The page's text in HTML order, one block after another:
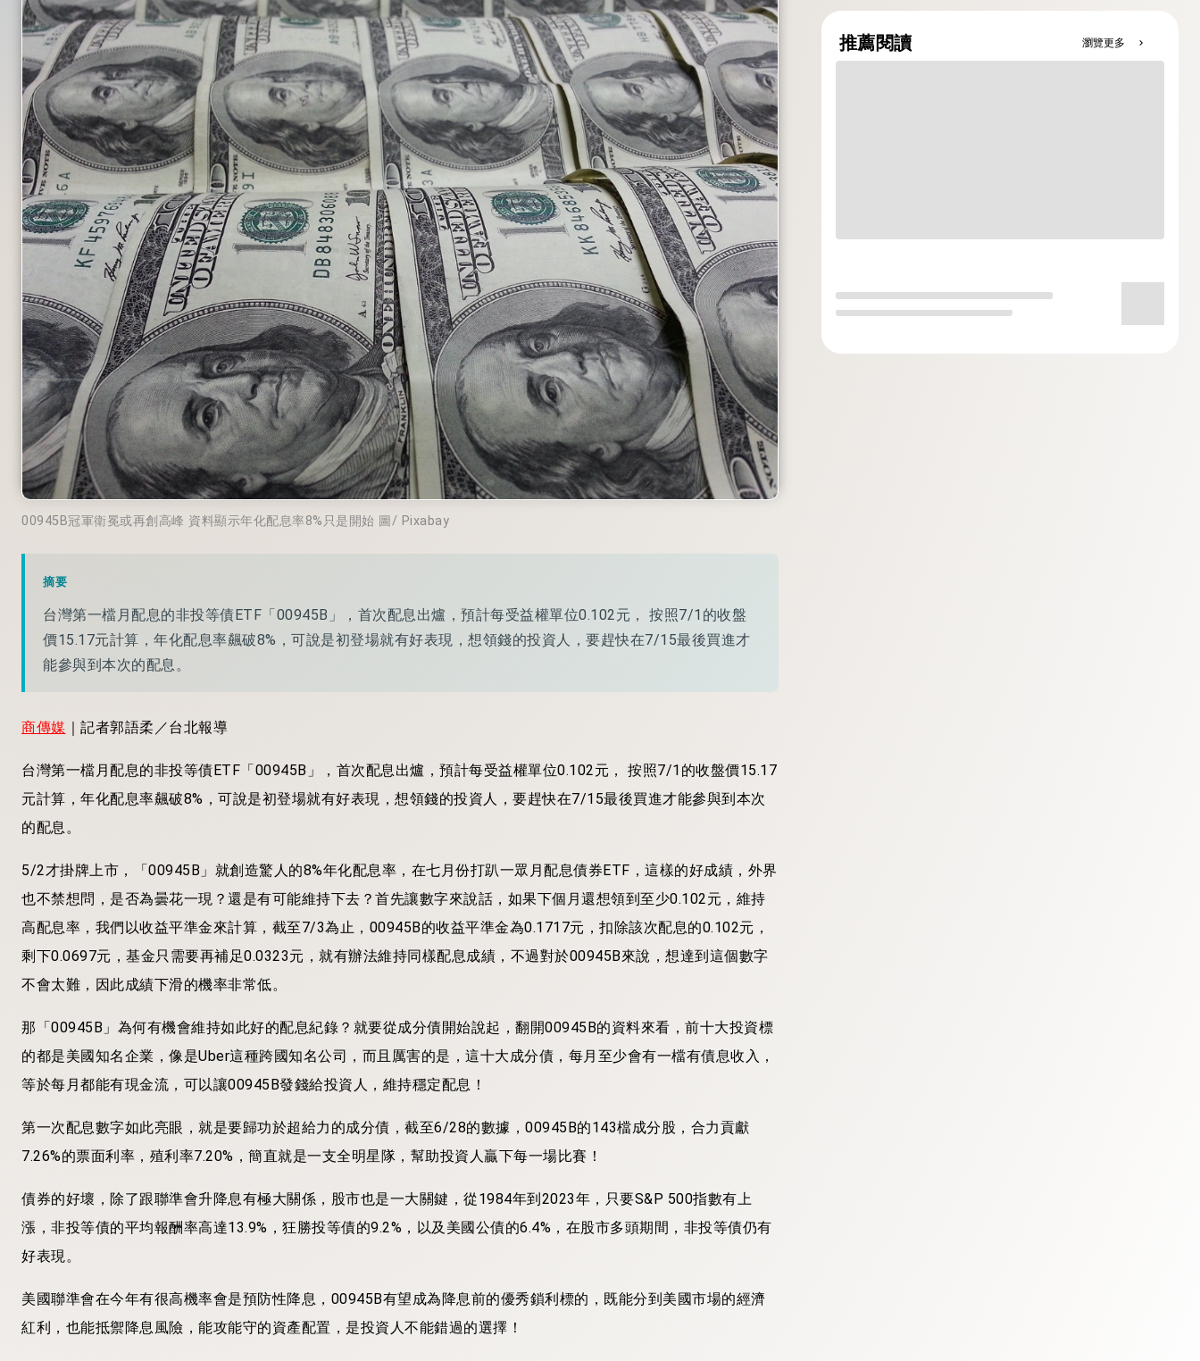
00945B冠軍衛冕或再創高峰 資料顯示年化配息率8%只是開始 圖/ Pixabay
摘要
台灣第一檔月配息的非投等債ETF「00945B」，首次配息出爐，預計每受益權單位0.102元， 按照7/1的收盤
價15.17元計算，年化配息率飆破8%，可說是初登場就有好表現，想領錢的投資人，要趕快在7/15最後買進才
能參與到本次的配息。
商傳媒 ｜記者郭語柔／台北報導
台灣第一檔月配息的非投等債ETF「00945B」，首次配息出爐，預計每受益權單位0.102元， 按照7/1的收盤價15.17
元計算，年化配息率飆破8%，可說是初登場就有好表現，想領錢的投資人，要趕快在7/15最後買進才能參與到本次
的配息。
5/2才掛牌上市，「00945B」就創造驚人的8%年化配息率，在七月份打趴一眾月配息債券ETF，這樣的好成績，外界
也不禁想問，是否為曇花一現？還是有可能維持下去？首先讓數字來說話，如果下個月還想領到至少0.102元，維持
高配息率，我們以收益平準金來計算，截至7/3為止，00945B的收益平準金為0.1717元，扣除該次配息的0.102元，
剩下0.0697元，基金只需要再補足0.0323元，就有辦法維持同樣配息成績，不過對於00945B來說，想達到這個數字
不會太難，因此成績下滑的機率非常低。
那「00945B」為何有機會維持如此好的配息紀錄？就要從成分債開始說起，翻開00945B的資料來看，前十大投資標
的都是美國知名企業，像是Uber這種跨國知名公司，而且厲害的是，這十大成分債，每月至少會有一檔有債息收入，
等於每月都能有現金流，可以讓00945B發錢給投資人，維持穩定配息！
第一次配息數字如此亮眼，就是要歸功於超給力的成分債，截至6/28的數據，00945B的143檔成分股，合力貢獻
7.26%的票面利率，殖利率7.20%，簡直就是一支全明星隊，幫助投資人贏下每一場比賽！
債券的好壞，除了跟聯準會升降息有極大關係，股市也是一大關鍵，從1984年到2023年，只要S&P 500指數有上
漲，非投等債的平均報酬率高達13.9%，狂勝投等債的9.2%，以及美國公債的6.4%，在股市多頭期間，非投等債仍有
好表現。
美國聯準會在今年有很高機率會是預防性降息，00945B有望成為降息前的優秀鎖利標的，既能分到美國市場的經濟
紅利，也能抵禦降息風險，能攻能守的資產配置，是投資人不能錯過的選擇！
推薦閱讀 瀏覽更多 chevron_right